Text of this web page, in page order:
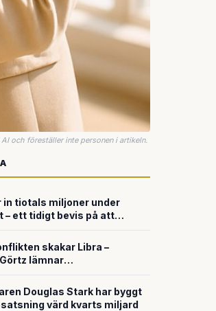
och föreställer inte personen i artikeln.
in tiotals miljoner under
– ett tidigt bevis på att
skakar Libra –
lämnar
Douglas Stark har byggt
värd kvarts miljard